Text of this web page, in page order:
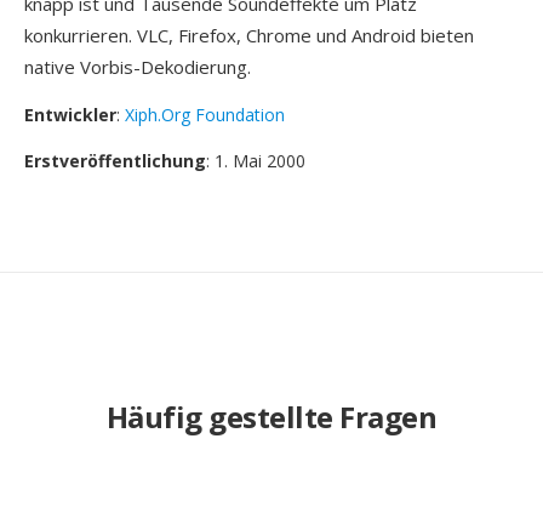
konkurrieren. VLC, Firefox, Chrome und Android bieten
native Vorbis-Dekodierung.
Entwickler: Xiph.Org Foundation
Erstveröffentlichung: 1. Mai 2000
Häufig gestellte Fragen